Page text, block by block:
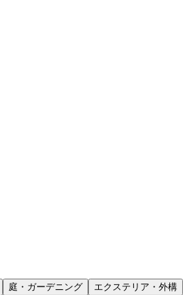
庭・ガーデニング エクステリア・外構